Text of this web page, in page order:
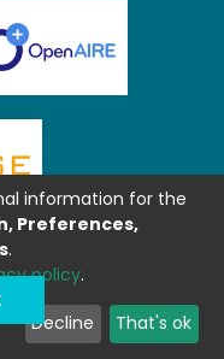
information for the
Preferences,
.
policy.
Decline That's ok